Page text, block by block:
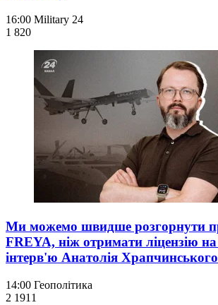
16:00 Military 24
1 820
Ми можемо швидше розгорнути
FREYA, ніж отримати ліцензію
інтерв'ю Анатолія Храпчинського
14:00 Геополітика
2 191 1